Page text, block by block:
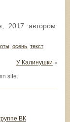
2017 автором:
осень текст
У Калинушки »
site.
ВК